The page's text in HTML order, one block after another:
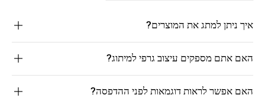
איך ניתן למתג את המוצרים?
האם אתם מספקים עיצוב גרפי למיתוג?
האם אפשר לראות דוגמאות לפני ההדפסה?